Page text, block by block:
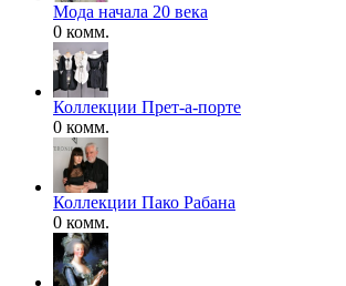
Мода начала 20 века
0 комм.
Коллекции Прет-а-порте
0 комм.
Коллекции Пако Рабана
0 комм.